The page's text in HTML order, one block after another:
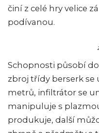
činí z celé hry velice
podívanou.
Schopnosti působí
zbroj třídy berserk se
metrů, infiltrátor se
manipuluje s
produkuje, další